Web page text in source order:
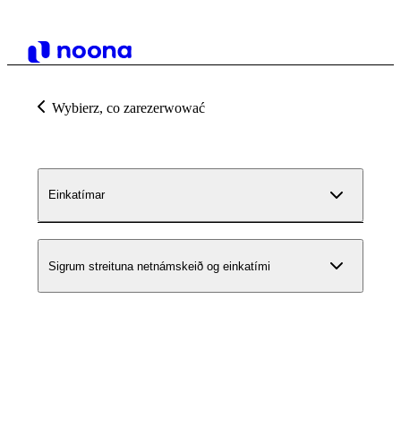
Wybierz, co zarezerwować
Einkatímar
Sigrum streituna netnámskeið og einkatími